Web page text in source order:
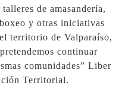
de amasandería,
y otras iniciativas
territorio de Valparaíso,
continuar
comunidades” Liber
Territorial.